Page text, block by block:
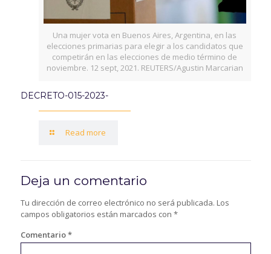
Una mujer vota en Buenos Aires, Argentina, en las
elecciones primarias para elegir a los candidatos que
competirán en las elecciones de medio término de
noviembre. 12 sept, 2021. REUTERS/Agustin Marcarian
DECRETO-015-2023-
Read more
Deja un comentario
Tu dirección de correo electrónico no será publicada. Los
campos obligatorios están marcados con *
Comentario*